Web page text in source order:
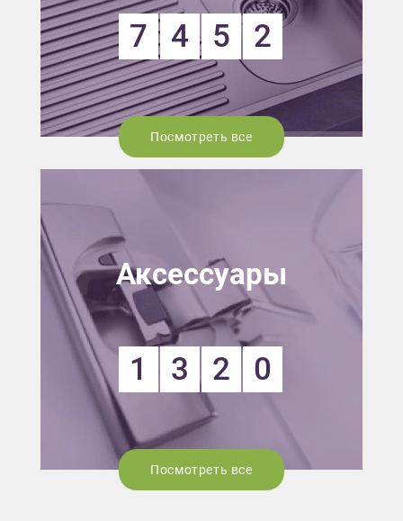
7 4 5 2
Посмотреть все
Аксессуары
1 3 2 0
Посмотреть все